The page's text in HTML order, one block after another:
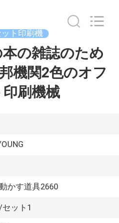
ト印刷機
の雑誌のため
機関2色のオフ
刷機械
かす道具2660
ット1